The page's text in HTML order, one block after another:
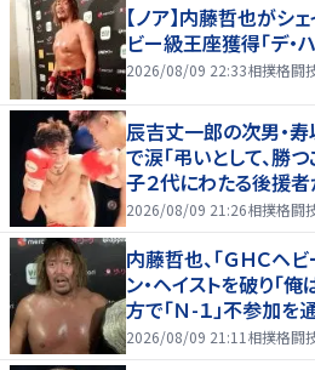
【ノア】内藤哲也がシ
ビー級王座獲得「デ・
2026/08/09 22:33相撲格闘
辰吉丈一郎の次男・
で涙「弔いとして、勝
子２代にわたる後援
2026/08/09 21:26相撲格闘
内藤哲也、「ＧＨＣヘ
ン・ヘイストを破り「
方で「Ｎ-１」不参加を
2026/08/09 21:11 相撲格闘